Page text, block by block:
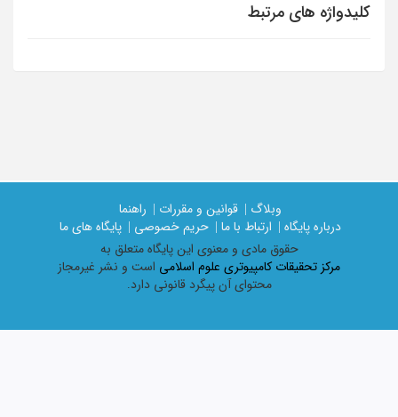
کلیدواژه های مرتبط
وبلاگ | قوانین و مقررات |
راهنما
درباره پایگاه |
ارتباط با ما | حریم خصوصی |
پایگاه های ما
حقوق مادی و معنوی اين پايگاه متعلق به
مرکز تحقیقات کامپیوتری علوم اسلامی است و نشر غیرمجاز
محتوای آن پیگرد قانونی دارد.